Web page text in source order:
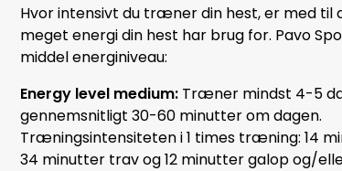
Hvor intensivt du træner din hest, er med til
meget energi din hest har brug for. Pavo
middel energiniveau:
Energy level medium:Træner mindst 4-5
gennemsnitligt 30-60 minutter om dagen.
Træningsintensiteten i 1 times træning: 14
34 minutter trav og 12 minutter galop og/